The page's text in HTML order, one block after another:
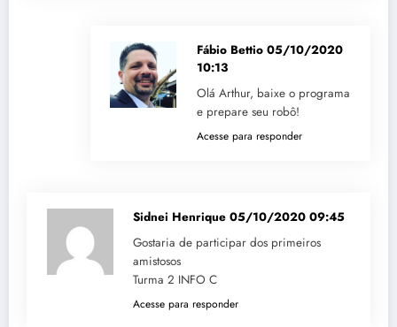
Fábio Bettio 05/10/2020
10:13
Olá Arthur, baixe o programa
e prepare seu robô!
Acesse para responder
Sidnei Henrique 05/10/2020 09:45
Gostaria de participar dos primeiros
amistosos
Turma 2 INFO C
Acesse para responder